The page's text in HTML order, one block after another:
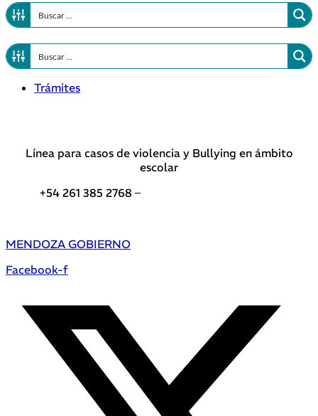
Trámites
Línea para casos de violencia y Bullying en ámbito
escolar
+54 261 385 2768 –
MENDOZA GOBIERNO
Facebook-f